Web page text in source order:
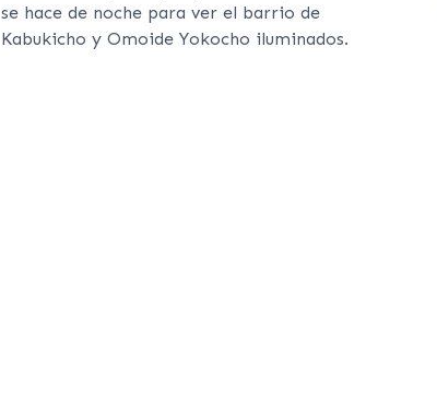
se hace de noche para ver el barrio de
Kabukicho y Omoide Yokocho iluminados.